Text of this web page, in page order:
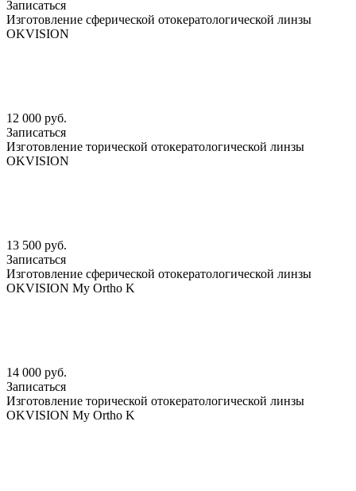
Записаться
Изготовление сферической отокератологической линзы
OKVISION
12 000 руб.
Записаться
Изготовление торической отокератологической линзы
OKVISION
13 500 руб.
Записаться
Изготовление сферической отокератологической линзы
OKVISION My Ortho K
14 000 руб.
Записаться
Изготовление торической отокератологической линзы
OKVISION My Ortho K